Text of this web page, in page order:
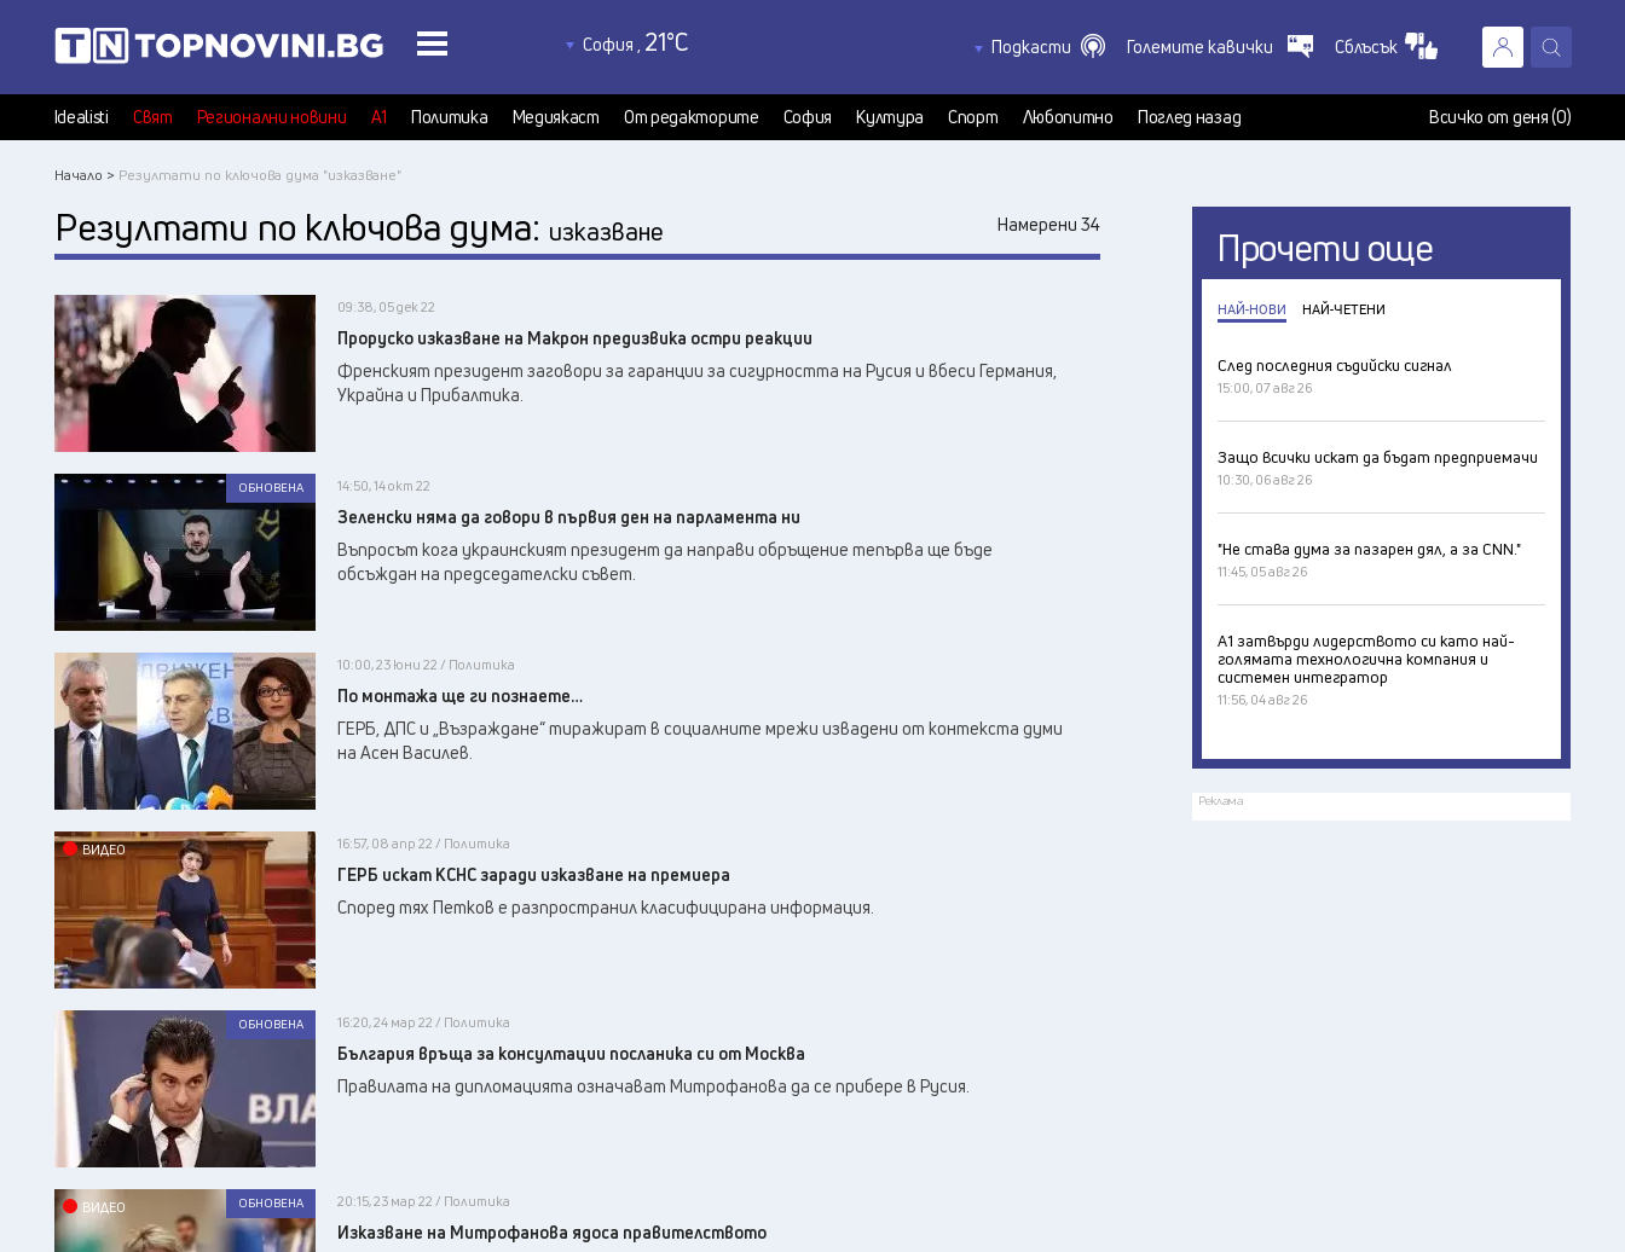
X
София , 21°C
Бургас, 20°C
Варна, 24°C
Враца, 23°C
Кърджали, 22°C
Кюстендил, 20°C
Перник , 19°C
Плевен, 22°C
Пловдив
Сливен, 21°C
22°C
21°C
Подкасти
КултурКаст
Медиякаст
Големите кавички Сблъсък
Idealisti Свят Регионални новини А1 Политика Медиякаст От редакторите София Култура Спорт Любопитно Поглед назад Всичко от деня (0)
Начало > Резултати по ключова дума "изказване"
Резултати по ключова дума: изказване Намерени 34
09:38, 05 дек 22
Проруско изказване на Макрон предизвика остри реакции
Френският президент заговори за гаранции за сигурността на Русия и вбеси Германия,
Украйна и Прибалтика.
ОБНОВЕНА 14:50, 14 окт 22
Зеленски няма да говори в първия ден на парламента ни
Въпросът кога украинският президент да направи обръщение тепърва ще бъде
обсъждан на председателски съвет.
10:00, 23 юни 22 / Политика
По монтажа ще ги познаете…
ГЕРБ, ДПС и „Възраждане“ тиражират в социалните мрежи извадени от контекста думи
на Асен Василев.
ВИДЕО 16:57, 08 апр 22 / Политика
ГЕРБ искат КСНС заради изказване на премиера
Според тях Петков е разпространил класифицирана информация.
ОБНОВЕНА 16:20, 24 мар 22 / Политика
България връща за консултации посланика си от Москва
Правилата на дипломацията означават Митрофанова да се прибере в Русия.
ВИДЕО ОБНОВЕНА 20:15, 23 мар 22 / Политика
Изказване на Митрофанова ядоса правителството
Прочети още
НАЙ-НОВИ НАЙ-ЧЕТЕНИ
След последния съдийски сигнал
15:00, 07 авг 26
Защо всички искат да бъдат предприемачи
10:30, 06 авг 26
"Не става дума за пазарен дял, а за CNN."
11:45, 05 авг 26
А1 затвърди лидерството си като най-
голямата технологична компания и
системен интегратор
11:56, 04 авг 26
Реклама